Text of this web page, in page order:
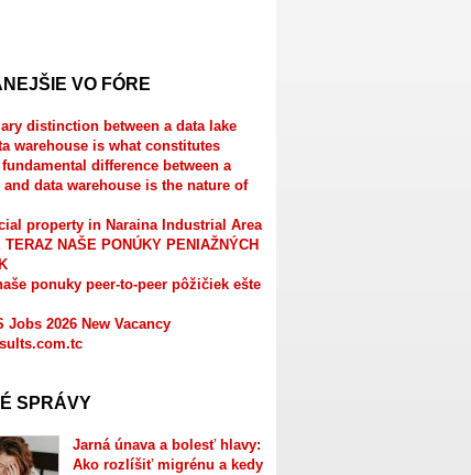
VO FÓRE
distinction between a data lake
warehouse is what constitutes
difference between a
and data warehouse is the nature of
property in Naraina Industrial Area
TERAZ NAŠE PONÚKY PENIAŽNÝCH
ponuky peer-to-peer pôžičiek ešte
Jobs 2026 New Vacancy
SPRÁVY
Jarná únava a bolesť hlavy:
Ako rozlíšiť migrénu a kedy